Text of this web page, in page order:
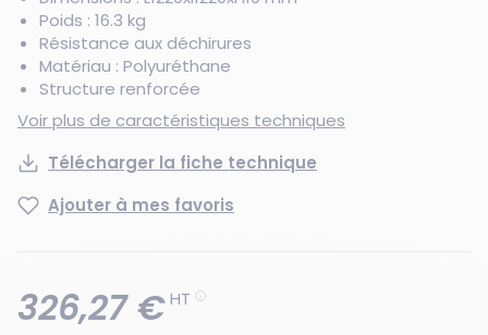
Poids : 16.3 kg
Résistance aux déchirures
Matériau : Polyuréthane
Structure renforcée
Voir plus de caractéristiques techniques
Télécharger la fiche technique
Ajouter à mes favoris
326,27 €HT